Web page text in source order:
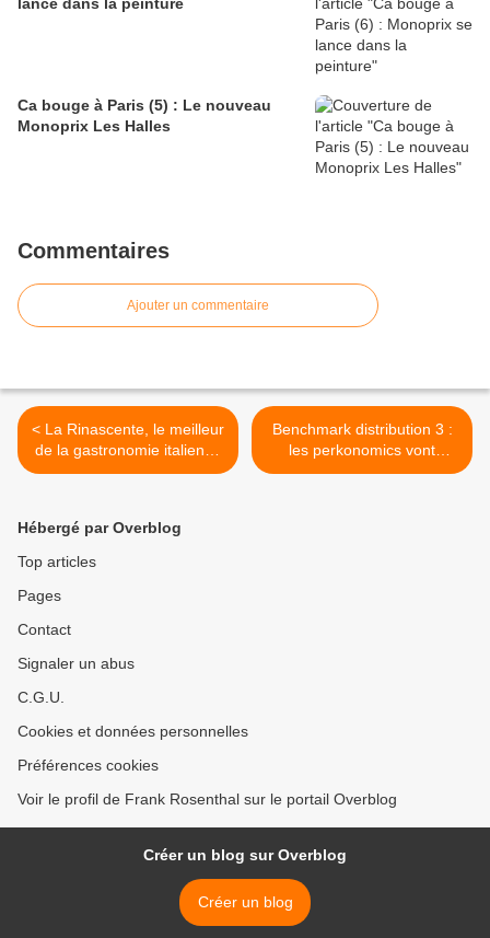
Ca bouge à Paris (5) : Le nouveau
Monoprix Les Halles
Commentaires
Ajouter un commentaire
< La Rinascente, le meilleur
de la gastronomie italienne
(8)
Benchmark distribution 3 :
les perkonomics vont
compter dans le retail >
Hébergé par Overblog
Top articles
Pages
Contact
Signaler un abus
C.G.U.
Cookies et données personnelles
Préférences cookies
Voir le profil de Frank Rosenthal sur le portail Overblog
Créer un blog sur Overblog
Créer un blog